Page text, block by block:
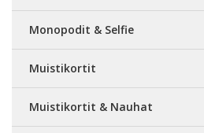
Monopodit & Selfie
Muistikortit
Muistikortit & Nauhat